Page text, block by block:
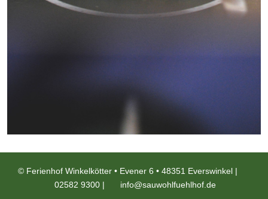
© Ferienhof Winkelkötter • Evener 6 • 48351 Everswinkel |
02582 9300 | info@sauwohlfuehlhof.de